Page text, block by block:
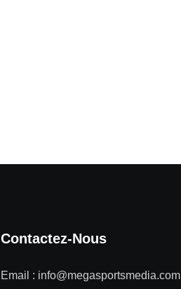
Contactez-Nous
Email : info@megasportsmedia.com